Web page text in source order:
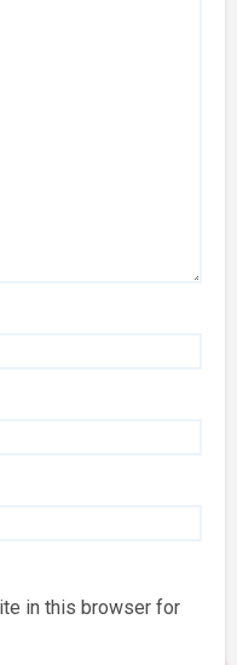
in this browser for